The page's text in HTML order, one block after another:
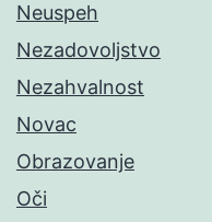
Neuspeh
Nezadovoljstvo
Nezahvalnost
Novac
Obrazovanje
Oči